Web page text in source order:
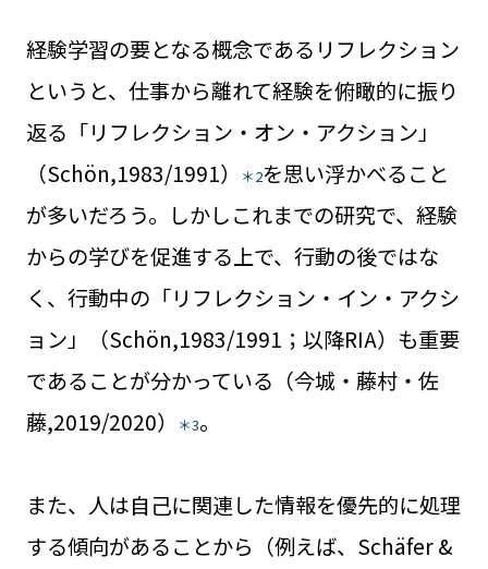
経験学習の要となる概念であるリフレクション
というと、仕事から離れて経験を俯瞰的に振り
返る「リフレクション・オン・アクション」
（Schön,1983/1991）
＊2を思い浮かべること
が多いだろう。しかしこれまでの研究で、経験
からの学びを促進する上で、行動の後ではな
く、行動中の「リフレクション・イン・アクシ
ョン」（Schön,1983/1991；以降RIA）も重要
であることが分かっている（今城・藤村・佐
藤,2019/2020）
＊3。
また、人は自己に関連した情報を優先的に処理
する傾向があることから（例えば、Schäfer &